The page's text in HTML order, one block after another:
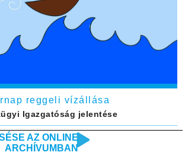
reggeli vízállása
Igazgatóság jelentése
AZ ONLINE
ARCHÍVUMBAN